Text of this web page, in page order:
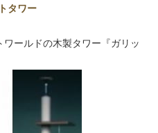
タワー
ールドの木製タワー『ガリッ